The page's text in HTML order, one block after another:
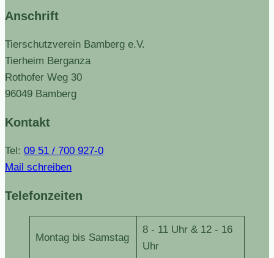
Anschrift
Tierschutzverein Bamberg e.V.
Tierheim Berganza
Rothofer Weg 30
96049 Bamberg
Kontakt
Tel: 09 51 / 700 927-0
Mail schreiben
Telefonzeiten
Montag bis Samstag
8 - 11 Uhr & 12 - 16
Uhr